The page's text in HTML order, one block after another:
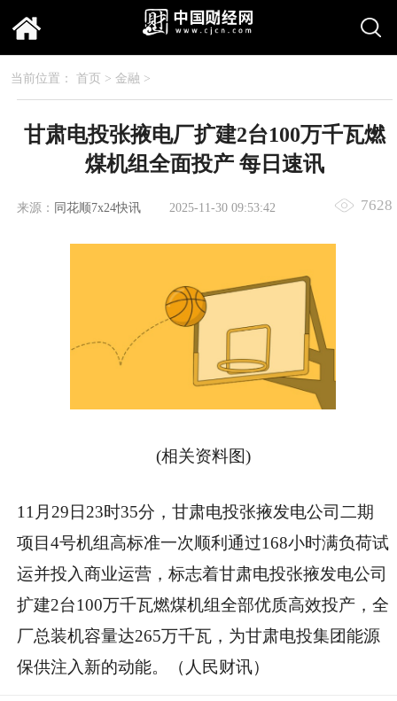
当前位置： 首页 > 金融 >
甘肃电投张掖电厂扩建2台100万千瓦燃
煤机组全面投产 每日速讯
来源： 同花顺7x24快讯 2025-11-30 09:53:42 7628
(相关资料图)
11月29日23时35分，甘肃电投张掖发电公司二期
项目4号机组高标准一次顺利通过168小时满负荷试
运并投入商业运营，标志着甘肃电投张掖发电公司
扩建2台100万千瓦燃煤机组全部优质高效投产，全
厂总装机容量达265万千瓦，为甘肃电投集团能源
保供注入新的动能。（人民财讯）